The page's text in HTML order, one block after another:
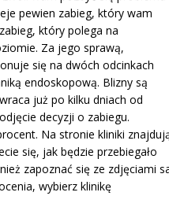
pewien zabieg, który wam
który polega na
Za jego sprawą,
się na dwóch odcinkach
endoskopową. Blizny są
już po kilku dniach od
decyzji o zabiegu.
Na stronie kliniki
się, jak będzie przebiegało
zapoznać się ze zdjęciami
wybierz klinikę